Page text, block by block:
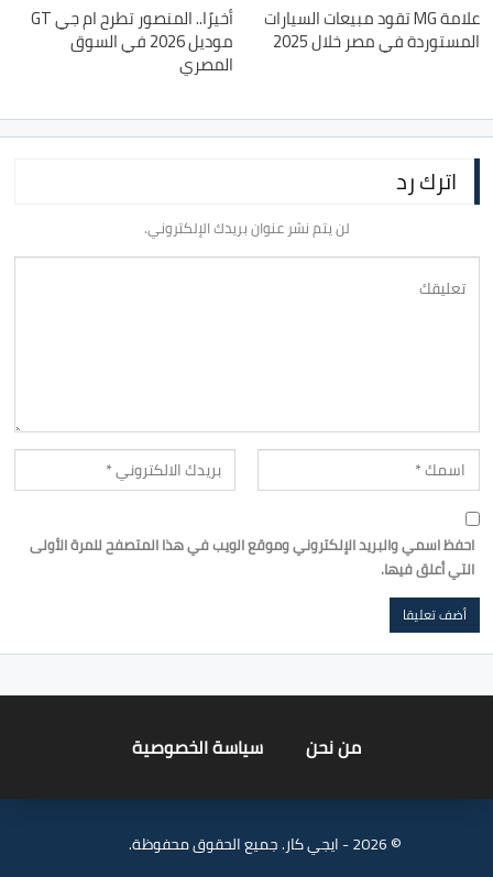
علامة MG تقود مبيعات السيارات
المستوردة في مصر خلال 2025
أخيرًا.. المنصور تطرح ام جي GT
موديل 2026 في السوق
المصري
اترك رد
لن يتم نشر عنوان بريدك الإلكتروني.
احفظ اسمي والبريد الإلكتروني وموقع الويب في هذا المتصفح للمرة الأولى
التي أعلق فيها.
من نحن سياسة الخصوصية
© 2026 - ايجي كار. جميع الحقوق محفوظة.